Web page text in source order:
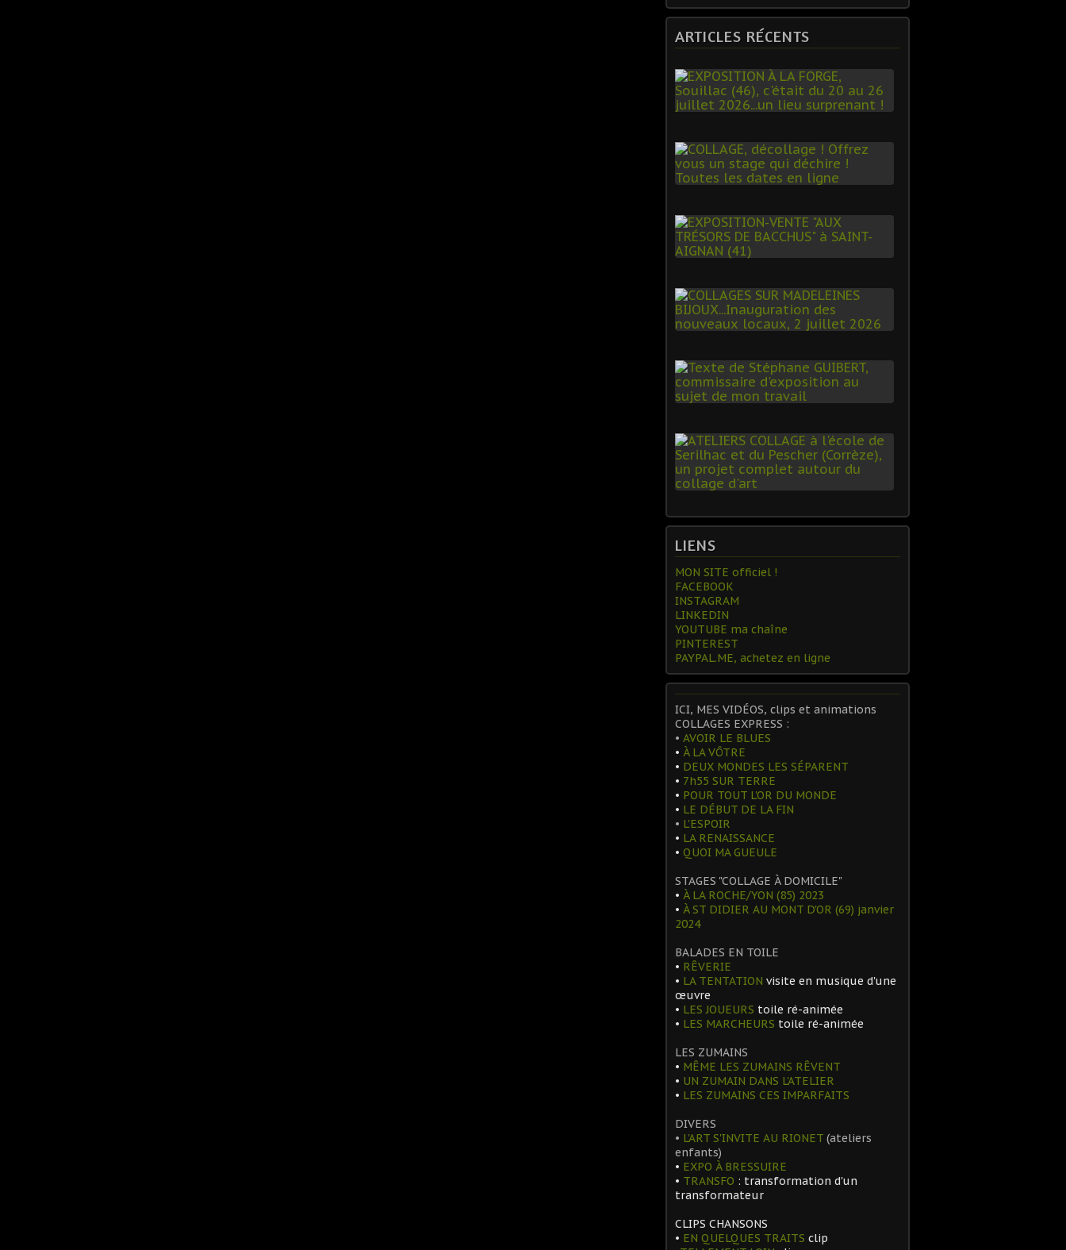
ARTICLES RÉCENTS
LIENS
MON SITE officiel !
FACEBOOK
INSTAGRAM
LINKEDIN
YOUTUBE ma chaîne
PINTEREST
PAYPAL.ME, achetez en ligne
ICI, MES VIDÉOS, clips et animations
COLLAGES EXPRESS :
• AVOIR LE BLUES
• À LA VÔTRE
• DEUX MONDES LES SÉPARENT
• 7h55 SUR TERRE
• POUR TOUT L'OR DU MONDE
• LE DÉBUT DE LA FIN
• L'ESPOIR
• LA RENAISSANCE
• QUOI MA GUEULE
STAGES "COLLAGE À DOMICILE"
• À LA ROCHE/YON (85) 2023
• À ST DIDIER AU MONT D'OR (69) janvier
2024
BALADES EN TOILE
• RÊVERIE
• LA TENTATION visite en musique d'une
œuvre
• LES JOUEURS toile ré-animée
• LES MARCHEURS toile ré-animée
LES ZUMAINS
• MÊME LES ZUMAINS RÊVENT
• UN ZUMAIN DANS L'ATELIER
• LES ZUMAINS CES IMPARFAITS
DIVERS
• L'ART S'INVITE AU RIONET (ateliers
enfants)
• EXPO À BRESSUIRE
• TRANSFO : transformation d'un
transformateur
CLIPS CHANSONS
• EN QUELQUES TRAITS clip